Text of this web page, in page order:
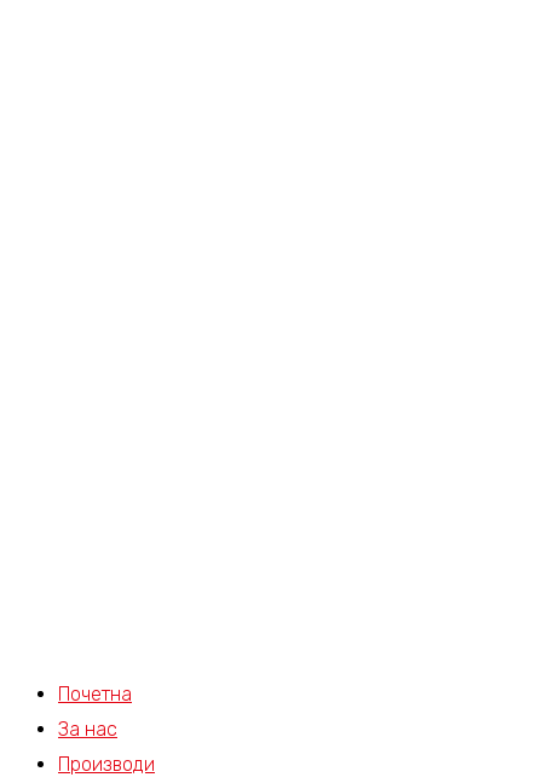
Почетна
За нас
Производи